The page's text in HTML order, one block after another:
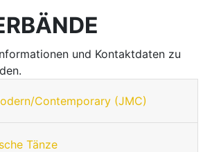
und Kontaktdaten zu
Contemporary (JMC)
Tänze